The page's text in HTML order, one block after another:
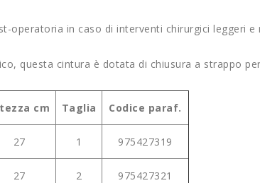
operatoria in caso di interventi chirurgici leggeri
questa cintura è dotata di chiusura a strappo
cm Taglia Codice paraf.
27 1 975427319
27 2 975427321